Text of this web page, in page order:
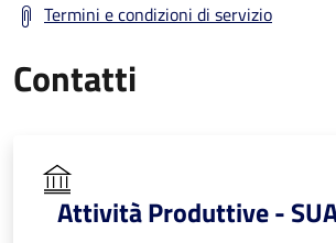
Termini e condizioni di servizio
Contatti
Attività Produttive -